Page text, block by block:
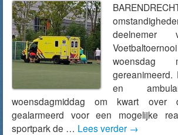
woensdag
gereanimeerd.
en
woensdagmiddag om kwart over
gealarmeerd voor een mogelijke
sportpark de … Lees verder →